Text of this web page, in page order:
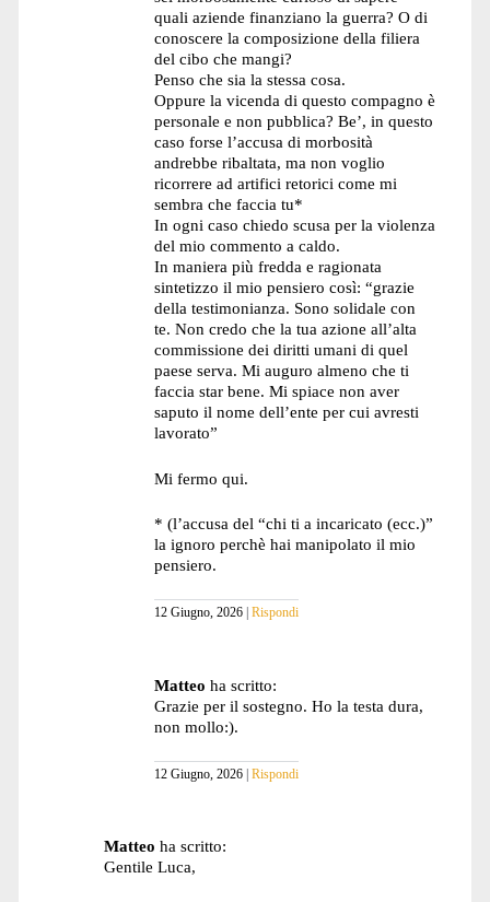
quali aziende finanziano la guerra? O di
conoscere la composizione della filiera
del cibo che mangi?
Penso che sia la stessa cosa.
Oppure la vicenda di questo compagno è
personale e non pubblica? Be’, in questo
caso forse l’accusa di morbosità
andrebbe ribaltata, ma non voglio
ricorrere ad artifici retorici come mi
sembra che faccia tu*
In ogni caso chiedo scusa per la violenza
del mio commento a caldo.
In maniera più fredda e ragionata
sintetizzo il mio pensiero così: “grazie
della testimonianza. Sono solidale con
te. Non credo che la tua azione all’alta
commissione dei diritti umani di quel
paese serva. Mi auguro almeno che ti
faccia star bene. Mi spiace non aver
saputo il nome dell’ente per cui avresti
lavorato”
Mi fermo qui.
* (l’accusa del “chi ti a incaricato (ecc.)”
la ignoro perchè hai manipolato il mio
pensiero.
12 Giugno, 2026 Rispondi
Matteo ha scritto:
Grazie per il sostegno. Ho la testa dura,
non mollo:).
12 Giugno, 2026 Rispondi
Matteo ha scritto:
Gentile Luca,